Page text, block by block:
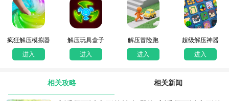
疯狂解压模拟器
进入
解压玩具盒子
进入
解压冒险跑
进入
超级解压神器
进入
相关攻略 相关新闻